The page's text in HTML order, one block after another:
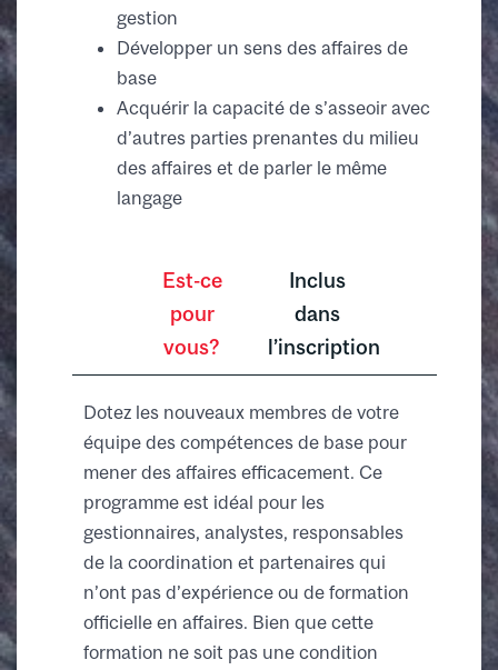
gestion
Développer un sens des affaires de
base
Acquérir la capacité de s’asseoir avec
d’autres parties prenantes du milieu
des affaires et de parler le même
langage
Est-ce
pour
vous?
Inclus
dans
l’inscription
Dotez les nouveaux membres de votre
équipe des compétences de base pour
mener des affaires efficacement. Ce
programme est idéal pour les
gestionnaires, analystes, responsables
de la coordination et partenaires qui
n’ont pas d’expérience ou de formation
officielle en affaires. Bien que cette
formation ne soit pas une condition